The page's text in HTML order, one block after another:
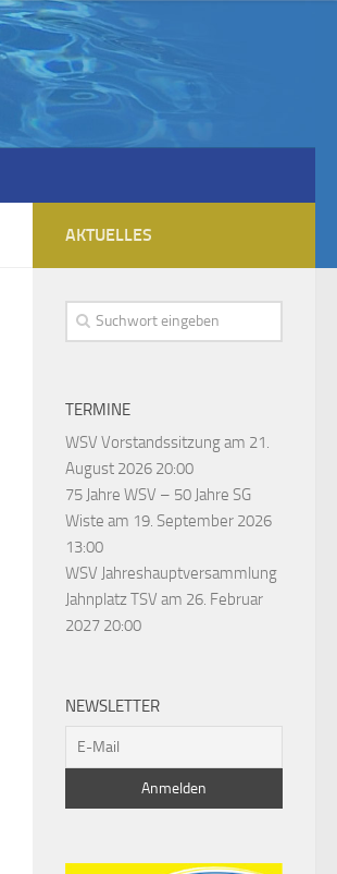
AKTUELLES
TERMINE
WSV Vorstandssitzungam 21.
August 2026 20:00
75 Jahre WSV – 50 Jahre SG
Wiste am 19. September 2026
13:00
WSV Jahreshauptversammlung
Jahnplatz TSV am 26. Februar
2027 20:00
NEWSLETTER